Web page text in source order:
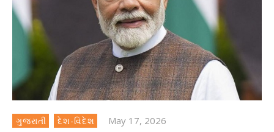
ગુજરાતી દેશ-વિદેશ May 17, 2026